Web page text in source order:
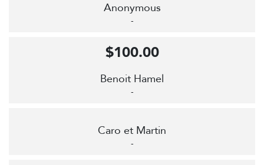
Anonymous
-
Benoit Hamel
-
$100.00
Caro et Martin
-